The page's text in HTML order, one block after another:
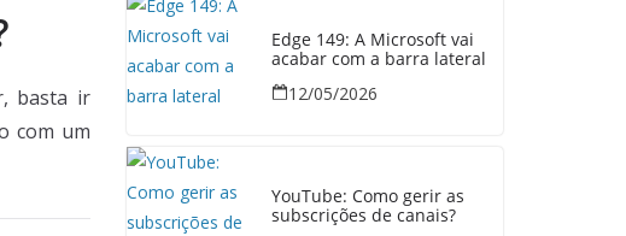
basta ir
com um
Edge 149: A Microsoft vai
acabar com a barra lateral
12/05/2026
YouTube: Como gerir as
subscrições de canais?